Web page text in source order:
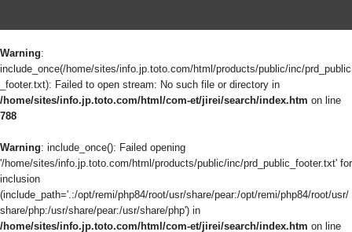
Warning:
include_once(/home/sites/info.jp.toto.com/html/products/public/inc/prd_public
_footer.txt): Failed to open stream: No such file or directory in
/home/sites/info.jp.toto.com/html/com-et/jirei/search/index.htm on line
788
Warning: include_once(): Failed opening
'/home/sites/info.jp.toto.com/html/products/public/inc/prd_public_footer.txt' for
inclusion
(include_path='.:/opt/remi/php84/root/usr/share/pear:/opt/remi/php84/root/usr/
share/php:/usr/share/pear:/usr/share/php') in
/home/sites/info.jp.toto.com/html/com-et/jirei/search/index.htm on line